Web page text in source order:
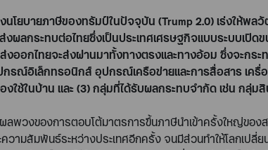
นโยบายภาษีของทรัมป์ในปัจจุบัน (Trump 2.0) เร่งให้พล
งผลกระทบต่อไทยซึ่งเป็นประเทศเศรษฐกิจแบบระบบเปิดข
ออกไทยจะส่งผ่านมาทั้งทางตรงและทางอ้อม ซึ่งจะกร
รณ์อิเล็กทรอนิกส์ อุปกรณ์เครือข่ายและการสื่อสาร เครื่
ใช้ในบ้าน และ (3)กลุ่มที่ได้รับผลกระทบจำกัด เช่น กลุ่ม
พวงของการตอบโต้มาตรการขึ้นภาษีนำเข้าครั้งใหญ่ของ
วามสัมพันธ์ระหว่างประเทศอีกครั้ง จนมีส่วนทำให้โลกเป